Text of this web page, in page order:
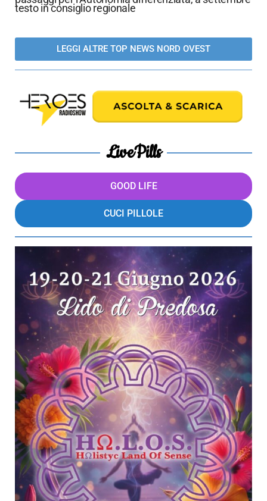
testo in consiglio regionale
LEGGI ALTRE TOP NEWS NORD OVEST
LivePills
GOOD LIFE
CUCI PILLOLE